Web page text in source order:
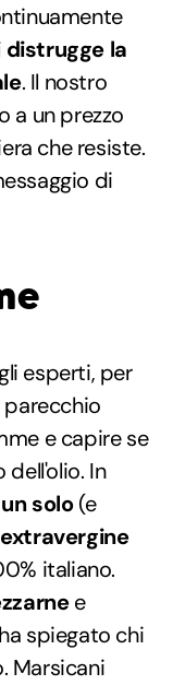
distrugge la
. Il nostro
a un prezzo
che resiste.
di
esperti, per
e capire se
dell'olio. In
solo(e
italiano.
e
spiegato chi
Marsicani